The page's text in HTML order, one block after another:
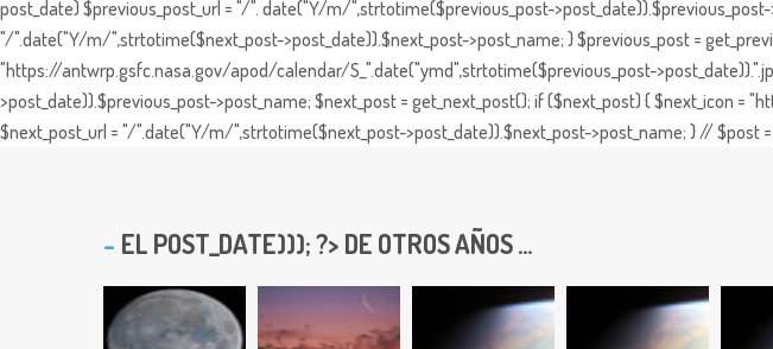
post_date) $previous_post_url = "/". date("Y/m/",strtotime($previous_post-
"/".date("Y/m/",strtotime($next_post->post_date)).$next_post->post_name; } $previous_post =
"https://antwrp.gsfc.nasa.gov/apod/calendar/S_".date("ymd",strtotime($previous_post-
>post_date)).$previous_post->post_name; $next_post = get_next_post(); if ($next_post) { $next_icon
$next_post_url = "/".date("Y/m/",strtotime($next_post->post_date)).$next_post->post_name; } // $post =
EL POST_DATE))); ?> DE OTROS AÑOS ...